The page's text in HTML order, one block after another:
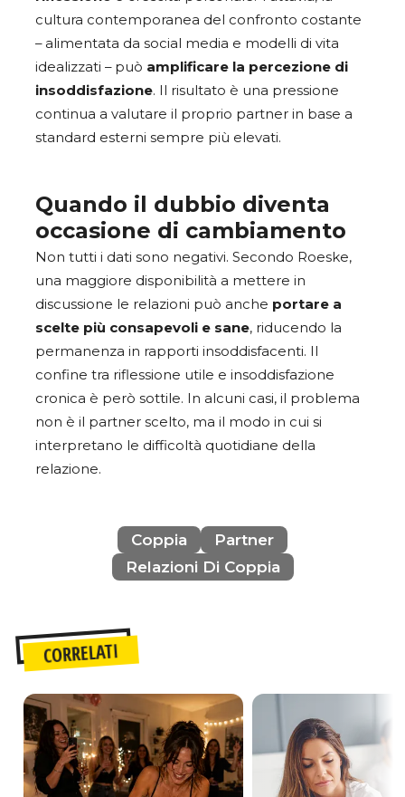
cultura contemporanea del confronto costante
– alimentata da social media e modelli di vita
idealizzati – può amplificare la percezione di
insoddisfazione. Il risultato è una pressione
continua a valutare il proprio partner in base a
standard esterni sempre più elevati.
Quando il dubbio diventa
occasione di cambiamento
Non tutti i dati sono negativi. Secondo Roeske,
una maggiore disponibilità a mettere in
discussione le relazioni può anche portare a
scelte più consapevoli e sane, riducendo la
permanenza in rapporti insoddisfacenti. Il
confine tra riflessione utile e insoddisfazione
cronica è però sottile. In alcuni casi, il problema
non è il partner scelto, ma il modo in cui si
interpretano le difficoltà quotidiane della
relazione.
Coppia
Partner
Relazioni Di Coppia
CORRELATI